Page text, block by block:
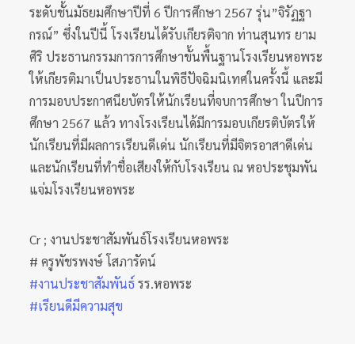
ระดับชั้นมัธยมศึกษาปีที่ 6 ปีการศึกษา 2567 รุ่น”จิรัฏฐา
กรณ์” ซึ่งในปีนี้ โรงเรียนได้รับเกียรติจาก ท่านสุนทร ยาม
ศิริ ประธานกรรมการการศึกษาขั้นพื้นฐานโรงเรียนหอพระ
ให้เกียรติมาเป็นประธานในพิธีปัจฉิมนิเทศในครั้งนี้ และมี
การมอบประกาศนียบัตรให้นักเรียนที่จบการศึกษา ในปีการ
ศึกษา 2567 แล้ว ทางโรงเรียนได้มีการมอบเกียรติบัตรให้
นักเรียนที่มีผลการเรียนดีเด่น นักเรียนที่มีจิตรอาสาดีเด่น
และนักเรียนที่ทำชื่อเสียงให้กับโรงเรียน ณ หอประชุมพัน
แจ่มโรงเรียนหอพระ
Cr ; งานประชาสัมพันธ์โรงเรียนหอพระ
# ครูพัชรพงษ์ โสภารัตน์
#งานประชาสัมพันธ์รร.หอพระ
#เรียนดีมีความสุข